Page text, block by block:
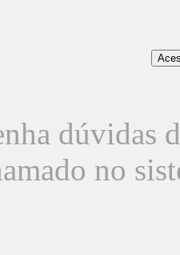
dúvidas
no